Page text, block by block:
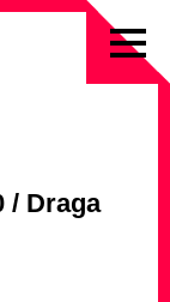
/ Draga